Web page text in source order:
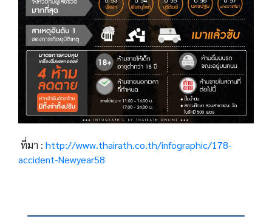
ที่มา : http://www.thairath.co.th/infographic/178-
accident-Newyear58